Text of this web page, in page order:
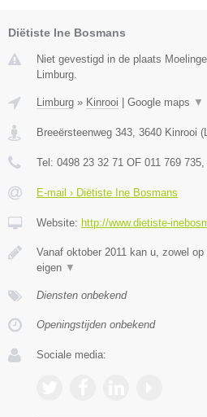
Diëtiste Ine Bosmans
Niet gevestigd in de plaats
Limburg.
Limburg » Kinrooi Google maps ▼
Breeërsteenweg 343 3640 Kinrooi (
Tel: 0498 23 32 71 OF 011 769 735
E-mail › Diëtiste Ine Bosmans
Website: http://www.dietiste-
Vanaf oktober 2011 kan u, zowel
eigen ▼
Diensten onbekend
Openingstijden onbekend
Sociale media: